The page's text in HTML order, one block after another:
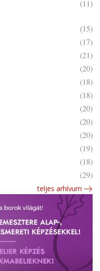
(11)
(15)
(17)
(21)
(20)
(18)
(18)
(20)
(20)
(20)
(19)
(18)
(29)
teljes arhívum